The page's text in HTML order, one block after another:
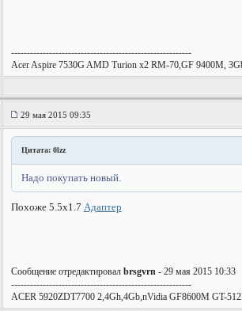
---------------------------------------------------------
Acer Aspire 7530G AMD Turion x2 RM-70,GF 9400M,
29 мая 2015 09:35
Цитата: 0lzz
Надо покупать новый.
Похоже 5.5х1.7 Адаптер
Сообщение отредактировал brsgvrn- 29 мая 2015 10:33
---------------------------------------------------------
ACER 5920ZDT7700 2,4Gh,4Gb,nVidia GF8600M GT-